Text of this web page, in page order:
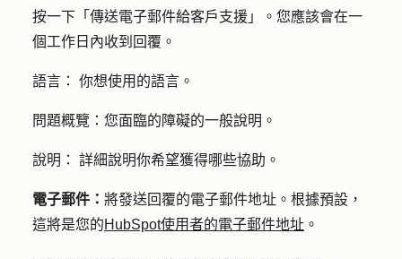
按一下「傳送電子郵件給客戶支援 」。您應該會在一
個工作日內收到回覆。
語言： 你想使用的語言。
問題概覽： 您面臨的障礙的一般說明。
說明： 詳細說明你希望獲得哪些協助。
電子郵件： 將發送回覆的電子郵件地址。根據預設，
這將是您的HubSpot使用者的電子郵件地址 。